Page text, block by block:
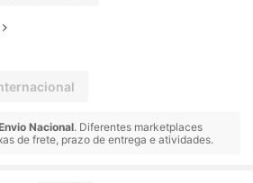
Nacional. Diferentes marketplaces
de frete, prazo de entrega e atividades.